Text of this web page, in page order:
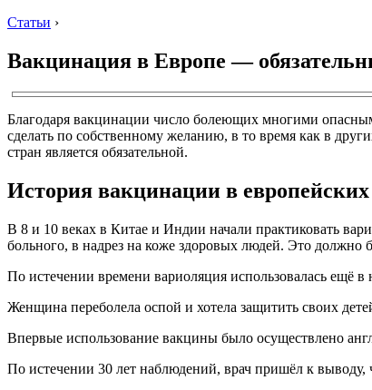
Статьи ›
Вакцинация в Европе —
Благодаря вакцинации число болеющих многими
сделать по собственному желанию, в то время как в
стран является обязательной.
История вакцинации в европейских
В 8 и 10 веках в Китае и Индии начали практиковать
больного, в надрез на коже здоровых людей. Это должно
По истечении времени вариоляция использовалась ещё
Женщина переболела оспой и хотела защитить своих
Впервые использование вакцины было осуществлено
По истечении 30 лет наблюдений, врач пришёл к выводу,